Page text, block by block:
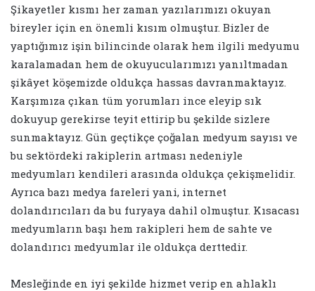
Şikayetler kısmı her zaman yazılarımızı okuyan
bireyler için en önemli kısım olmuştur. Bizler de
yaptığımız işin bilincinde olarak hem ilgili medyumu
karalamadan hem de okuyucularımızı yanıltmadan
şikâyet köşemizde oldukça hassas davranmaktayız.
Karşımıza çıkan tüm yorumları ince eleyip sık
dokuyup gerekirse teyit ettirip bu şekilde sizlere
sunmaktayız. Gün geçtikçe çoğalan medyum sayısı ve
bu sektördeki rakiplerin artması nedeniyle
medyumları kendileri arasında oldukça çekişmelidir.
Ayrıca bazı medya fareleri yani, internet
dolandırıcıları da bu furyaya dahil olmuştur. Kısacası
medyumların başı hem rakipleri hem de sahte ve
dolandırıcı medyumlar ile oldukça derttedir.
Mesleğinde en iyi şekilde hizmet verip en ahlaklı